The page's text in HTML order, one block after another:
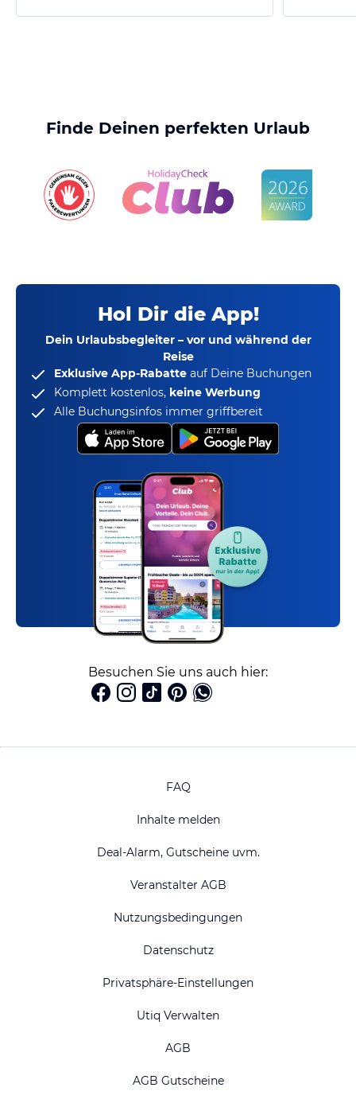
Finde Deinen perfekten Urlaub
Hol Dir die App!
Dein Urlaubsbegleiter – vor und während der
Reise
Exklusive App-Rabatte auf Deine Buchungen
Komplett kostenlos, keine Werbung
Alle Buchungsinfos immer griffbereit
Besuchen Sie uns auch hier:
FAQ
Inhalte melden
Deal-Alarm, Gutscheine uvm.
Veranstalter AGB
Nutzungsbedingungen
Datenschutz
Privatsphäre-Einstellungen
Utiq Verwalten
AGB
AGB Gutscheine